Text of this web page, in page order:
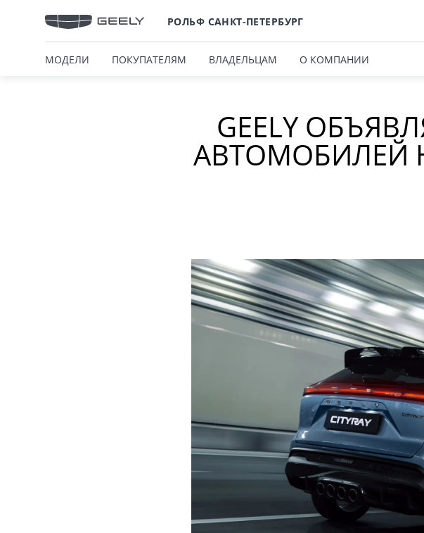
РОЛЬФ САНКТ-ПЕТЕРБУРГ
МОДЕЛИ ПОКУПАТЕЛЯМ ВЛАДЕЛЬЦАМ О КОМПАНИИ
GEELY
АВТОМОБИЛЕЙ